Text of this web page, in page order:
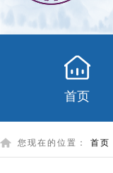
首页
您现在的位置： 首页